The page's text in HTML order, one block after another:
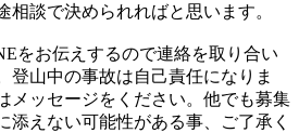
相談で決められればと思います。
をお伝えするので連絡を取り合い
登山中の事故は自己責任になりま
メッセージをください。他でも募集
添えない可能性がある事、ご了承く